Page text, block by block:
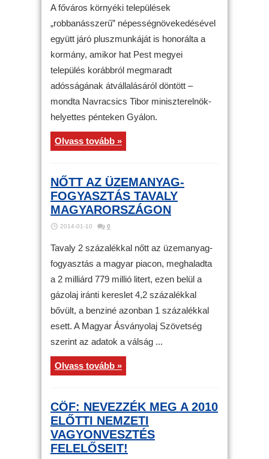
A főváros környéki települések
„robbanásszerű” népességnövekedésével
együtt járó pluszmunkáját is honorálta a
kormány, amikor hat Pest megyei
település korábbról megmaradt
adósságának átvállalásáról döntött –
mondta Navracsics Tibor miniszterelnök-
helyettes pénteken Gyálon.
Olvass tovább »
NŐTT AZ ÜZEMANYAG-
FOGYASZTÁS TAVALY
MAGYARORSZÁGON
2014-01-10 0
Tavaly 2 százalékkal nőtt az üzemanyag-
fogyasztás a magyar piacon, meghaladta
a 2 milliárd 779 millió litert, ezen belül a
gázolaj iránti kereslet 4,2 százalékkal
bővült, a benziné azonban 1 százalékkal
esett. A Magyar Ásványolaj Szövetség
szerint az adatok a válság ...
Olvass tovább »
CÖF: NEVEZZÉK MEG A 2010
ELŐTTI NEMZETI
VAGYONVESZTÉS
FELELŐSEIT!